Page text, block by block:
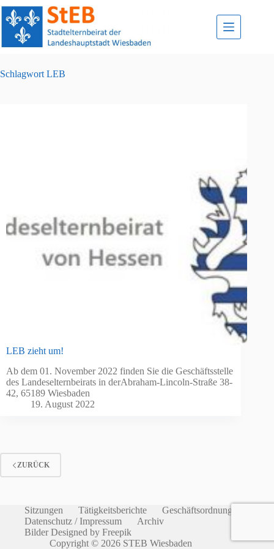
Zum
Inhalt
springen
Schlagwort LEB
LEB zieht um!
Ab dem 01. November 2022 finden Sie die Geschäftsstelle
des Landeselternbeirats in derAbraham-Lincoln-Straße 38-
42, 65189 Wiesbaden
19. August 2022
ZURÜCK
Sitzungen Tätigkeitsberichte
Geschäftsordnung
Datenschutz / Impressum
Archiv
Bilder Designed by Freepik
Copyright © 2026 STEB Wiesbaden